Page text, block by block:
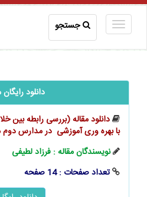
جستجو
دانلود رایگان
دانلود مقاله (بررسی رابطه
با بهره‫ وری آموزشی ‬ در مدارس
نویسندگان مقاله : فرزاد لطیفی
تعداد صفحات : 14 صفحه